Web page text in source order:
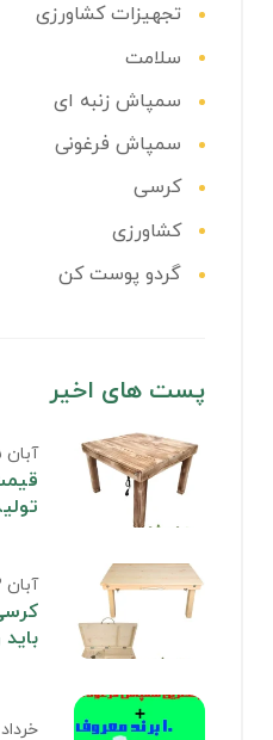
تجهیزات کشاورزی
سلامت
سمپاش زنبه ای
سمپاش فرغونی
کرسی
کشاورزی
گردو پوست کن
پست های اخیر
آبان 25, 1404
آبان 22, 1404
خرداد 31, 1404